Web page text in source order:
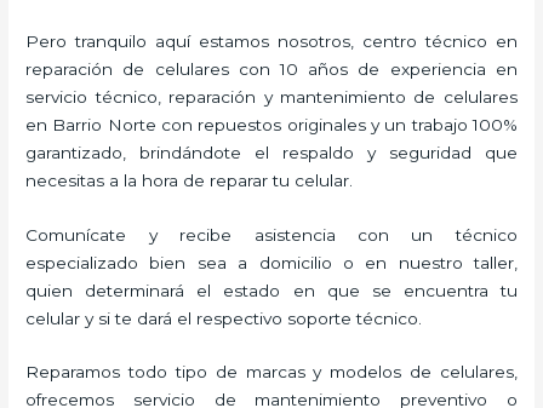
Pero tranquilo aquí estamos nosotros, centro técnico en
reparación de celulares con 10 años de experiencia en
servicio técnico, reparación y mantenimiento de celulares
en Barrio Norte con repuestos originales y un trabajo 100%
garantizado, brindándote el respaldo y seguridad que
necesitas a la hora de reparar tu celular.
Comunícate y recibe asistencia con un técnico
especializado bien sea a domicilio o en nuestro taller,
quien determinará el estado en que se encuentra tu
celular y si te dará el respectivo soporte técnico.
Reparamos todo tipo de marcas y modelos de celulares,
ofrecemos servicio de mantenimiento preventivo o